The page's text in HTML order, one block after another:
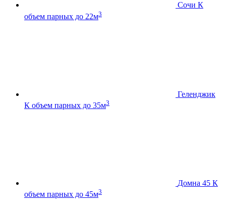
Сочи К
объем парных до 22м3
Геленджик
К объем парных до 35м3
Домна 45 К
объем парных до 45м3